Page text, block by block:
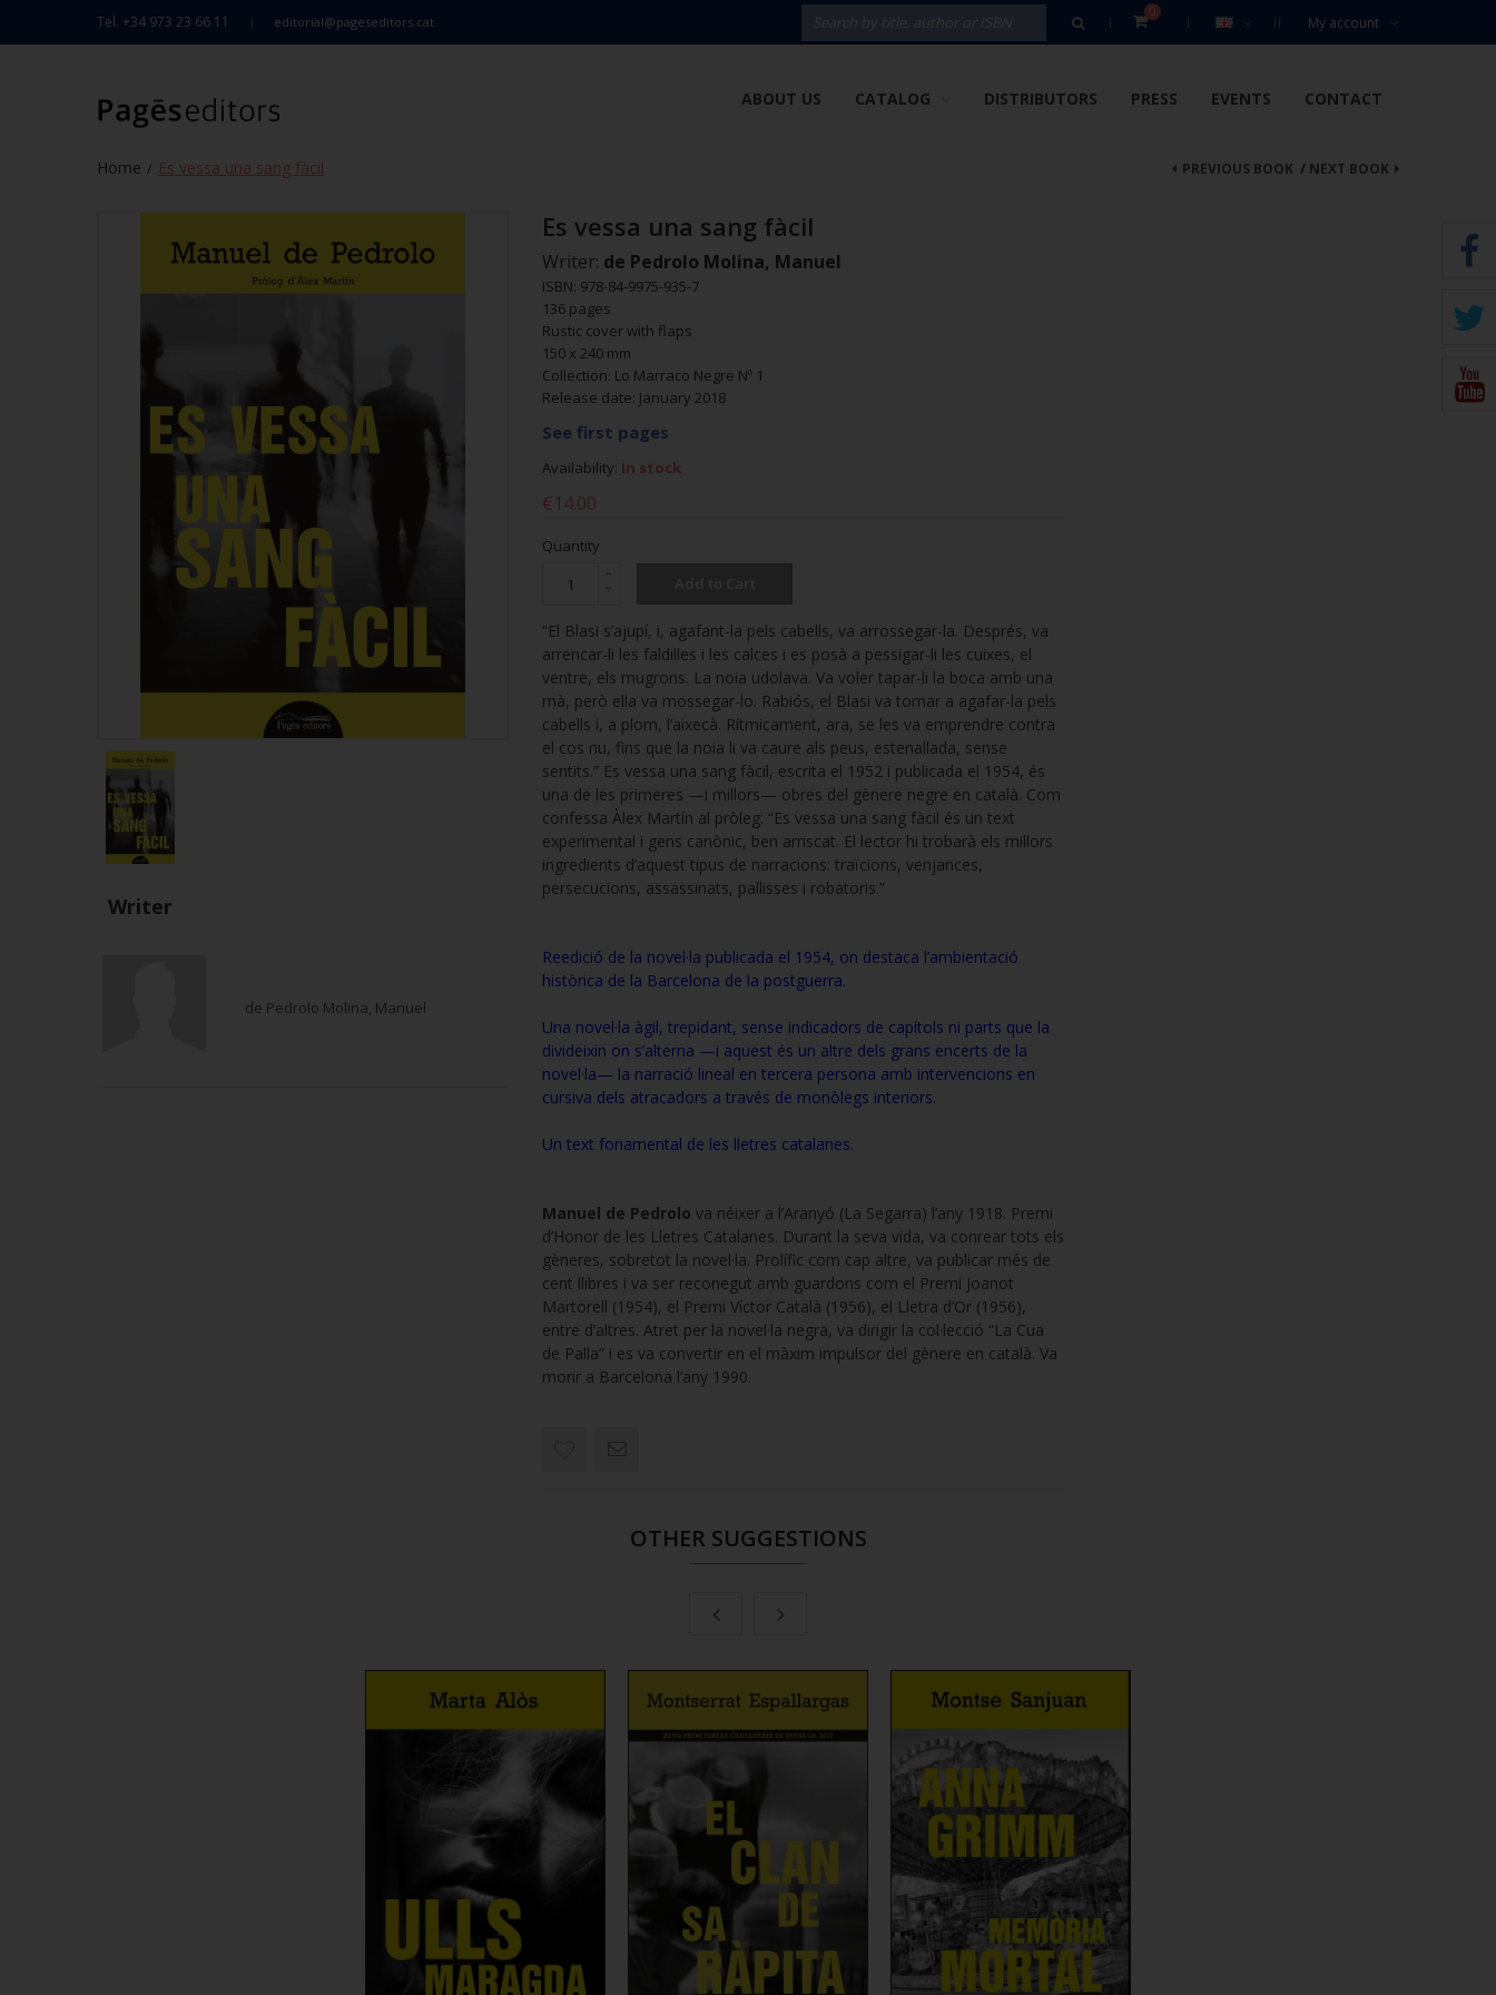
Tel. +34 973 23 66 11 editorial@pageseditors.cat My account
0
ABOUT US CATALOG DISTRIBUTORS PRESS EVENTS CONTACT
Home / Es vessa una sang fàcil NEXT BOOK
PREVIOUS BOOK /
Writer
de Pedrolo Molina, Manuel
Es vessa una sang fàcil
Writer: de Pedrolo Molina, Manuel
ISBN: 978-84-9975-935-7
136 pages
Rustic cover with flaps
150 x 240 mm
Collection: Lo Marraco Negre Nº 1
Release date: January 2018
See first pages
Availability: In stock
€14.00
Quantity
“El Blasi s’ajupí, i, agafant-la pels cabells, va arrossegar-la. Després, va
arrencar-li les faldilles i les calces i es posà a pessigar-li les cuixes, el
ventre, els mugrons. La noia udolava. Va voler tapar-li la boca amb una
mà, però ella va mossegar-lo. Rabiós, el Blasi va tornar a agafar-la pels
cabells i, a plom, l’aixecà. Rítmicament, ara, se les va emprendre contra
el cos nu, fins que la noia li va caure als peus, estenallada, sense
sentits.” Es vessa una sang fàcil, escrita el 1952 i publicada el 1954, és
una de les primeres —i millors— obres del gènere negre en català. Com
confessa Àlex Martín al pròleg: “Es vessa una sang fàcil és un text
experimental i gens canònic, ben arriscat. El lector hi trobarà els millors
ingredients d’aquest tipus de narracions: traïcions, venjances,
persecucions, assassinats, pallisses i robatoris.”
Reedició de la novel·la publicada el 1954, on destaca l’ambientació
històrica de la Barcelona de la postguerra.
Una novel·la àgil, trepidant, sense indicadors de capítols ni parts que la
divideixin on s’alterna —i aquest és un altre dels grans encerts de la
novel·la— la narració lineal en tercera persona amb intervencions en
cursiva dels atracadors a través de monòlegs interiors.
Un text fonamental de les lletres catalanes.
Manuel de Pedrolo va néixer a l’Aranyó (La Segarra) l’any 1918. Premi
d’Honor de les Lletres Catalanes. Durant la seva vida, va conrear tots els
gèneres, sobretot la novel·la. Prolífic com cap altre, va publicar més de
cent llibres i va ser reconegut amb guardons com el Premi Joanot
Martorell (1954), el Premi Víctor Català (1956), el Lletra d’Or (1956),
entre d’altres. Atret per la novel·la negra, va dirigir la col·lecció “La Cua
de Palla” i es va convertir en el màxim impulsor del gènere en català. Va
morir a Barcelona l’any 1990.
OTHER SUGGESTIONS